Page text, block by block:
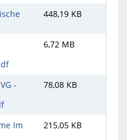
448,19 KB
6,72 MB
-
78,08 KB
Im
215,05 KB